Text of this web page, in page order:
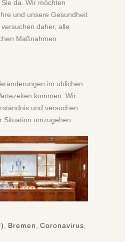
da. Wir möchten
und unsere Gesundheit
daher, alle
Maßnahmen
im üblichen
kommen. Wir
und versuchen
Situation umzugehen.
Bremen Coronavirus